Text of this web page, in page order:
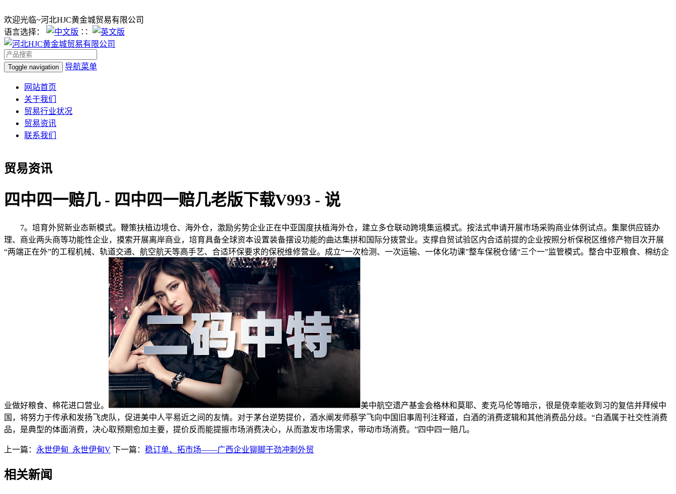
欢迎光临~河北HJC黄金城贸易有限公司
语言选择：
∷
Toggle navigation 导航菜单
网站首页
关于我们
贸易行业状况
贸易资讯
联系我们
贸易资讯
四中四一赔几 - 四中四一赔几老版下载V993 - 说
7。培育外贸新业态新模式。鞭策扶植边境仓、海外仓，激励劣势企业正在中亚国度扶植海外仓，建立多仓联动跨境集运模式。按法式申请开展市场采购商业体例试点。集聚供应链办
理、商业两头商等功能性企业，摸索开展离岸商业，培育具备全球资本设置装备摆设功能的曲达集拼和国际分拨营业。支撑自贸试验区内合适前提的企业按照分析保税区维修产物目次开展
“两端正在外”的工程机械、轨道交通、航空航天等高手艺、合适环保要求的保税维修营业。成立“一次检测、一次运输、一体化功课”整车保税仓储“三个一”监管模式。整合中亚粮食、棉纺企
业做好粮食、棉花进口营业。
美中航空遗产基金会格林和莫耶、麦克马伦等暗示，很是侥幸能收到习的复信并拜候中
国，将努力于传承和发扬飞虎队，促进美中人平易近之间的友情。对于茅台逆势提价，酒水阐发师蔡学飞向中国旧事周刊注释道，白酒的消费逻辑和其他消费品分歧。“白酒属于社交性消费
品，是典型的体面消费，决心取预期愈加主要，提价反而能提振市场消费决心，从而激发市场需求，带动市场消费。”四中四一赔几。
上一篇： 永世伊甸_永世伊甸V 下一篇： 稳订单、拓市场——广西企业铆脚干劲冲刺外贸
相关新闻